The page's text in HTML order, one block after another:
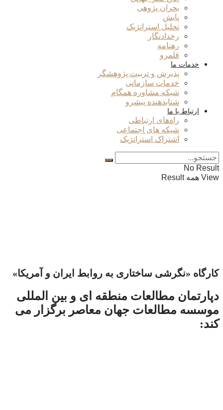
بحران پژوهی
پایش
تحلیل استراتژیک
رخدادنگار
رهنامه
قلمرو
خدمات ما
پذیرش و تربیت پژوهشگر
خدمات سازمانی
شبکه مشاوره همگام
شتابدهنده پیشرو
ارتباط با ما
راه‌های ارتباطی
شبکه های اجتماعی
اشتراک استراتژیک
No Result
View همه Result
کارگاه «نگرشی ساختاری به روابط ایران و آمریکا»
دپارتمان مطالعات منطقه ای و بین المللی
موسسه مطالعات جهان معاصر برگزار می
کند: